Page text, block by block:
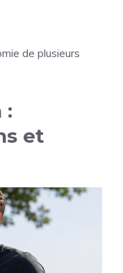
de plusieurs
:
et